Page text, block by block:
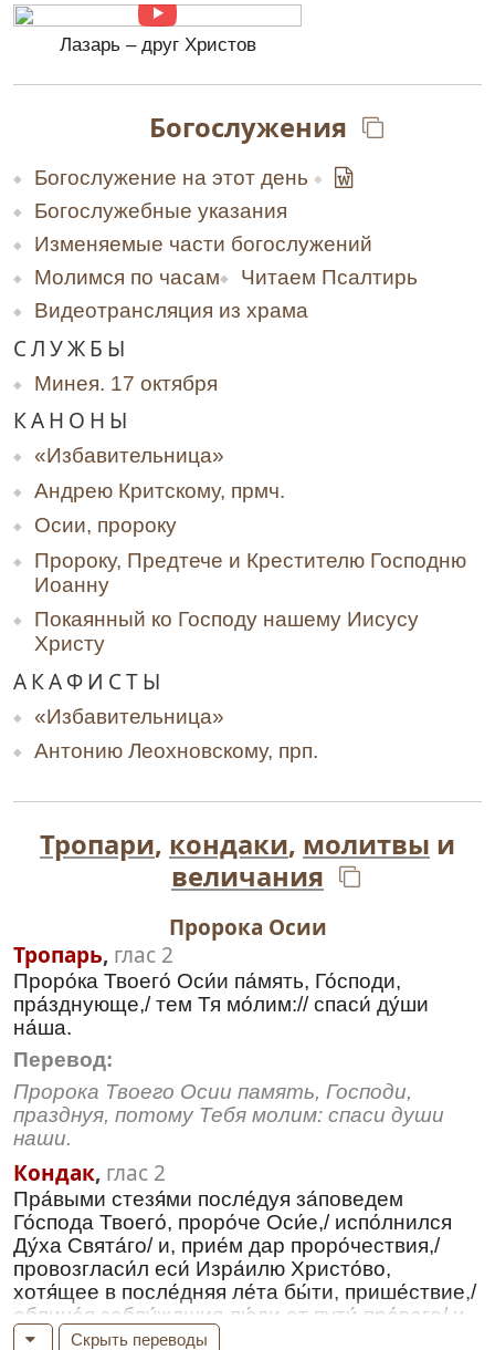
Лазарь – друг Христов
Богослужения
Богослужение на этот день
Богослужебные указания
Изменяемые части богослужений
Молимся по часам
Читаем Псалтирь
Видеотрансляция из храма
СЛУЖБЫ
Минея. 17 октября
КАНОНЫ
«Избавительница»
Андрею Критскому, прмч.
Осии, пророку
Пророку, Предтече и Крестителю Господню
Иоанну
Покаянный ко Господу нашему Иисусу
Христу
АКАФИСТЫ
«Избавительница»
Антонию Леохновскому, прп.
Тропари, кондаки, молитвы и
величания
Пророка Осии
Тропарь, глас 2
Проро́ка Твоего́ Оси́и па́мять, Го́споди,
пра́зднующе,/ тем Тя мо́лим:// спаси́ ду́ши
на́ша.
Перевод:
Пророка Твоего Осии память, Господи,
празднуя, потому Тебя молим: спаси души
наши.
Кондак, глас 2
Пра́выми стезя́ми после́дуя за́поведем
Го́спода Твоего́, проро́че Оси́е,/ испо́лнился
Ду́ха Свята́го/ и, прие́м дар проро́чествия,/
провозгласи́л еси́ Изра́илю Христо́во,
хотя́щее в после́дняя ле́та бы́ти, прише́ствие,/
облича́я заблу́ждшия лю́ди от пути́ пра́ваго/ и
наставля́я на путь, веду́щий в Вы́шний
Скрыть переводы